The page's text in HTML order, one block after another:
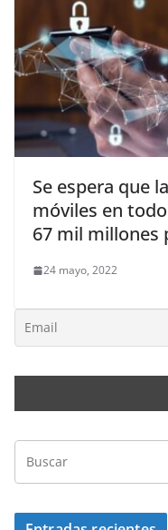
Se espera que
móviles en
67 mil millones
24 mayo, 2022